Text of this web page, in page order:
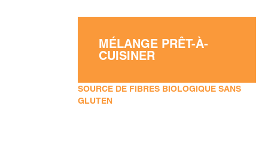
MÉLANGE PRÊT-À-
CUISINER
SOURCE DE FIBRES BIOLOGIQUE SANS
GLUTEN